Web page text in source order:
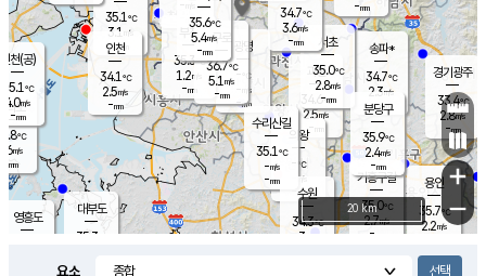
의도
℃
m/s
mm
영흥도
과천
34.6℃
2.5m/s
- mm
용인
35.7℃
2.2m/s
경기광주
33.4℃
2.8m/s
-mm
대부도
35.3
35.1℃
3.1 m/s
-mm
의왕
- ℃
m/s
mm
-m/s
mm
광명
- ℃
-m/s
-mm
부천
35.3℃
1.2m/s
-mm
구로
36.7℃
5.1 m/s
-mm
-mm
송파*
34.7℃
2.3m/s
-mm
서초
35.0℃
2.8m/s
-mm
기흥구갈
35.0℃
2.7m/s
-
수리산길
35.1℃
-m/s
-mm
분당구
35.9℃
2.4m/s
-mm
인천(공)
35.1℃
4.0m/s
-mm
35.6℃
5.4m/s
-mm
수원
34.3℃
3 m/s
인천
34.1℃
2.5m/s
-mm
34.7℃
3.6m/s
-mm
+
−
20 km
요소